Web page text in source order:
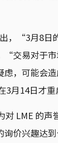
，“3月8日
交易对于市
，可能会
月14日才重
对 LME 的声
价兴趣达到